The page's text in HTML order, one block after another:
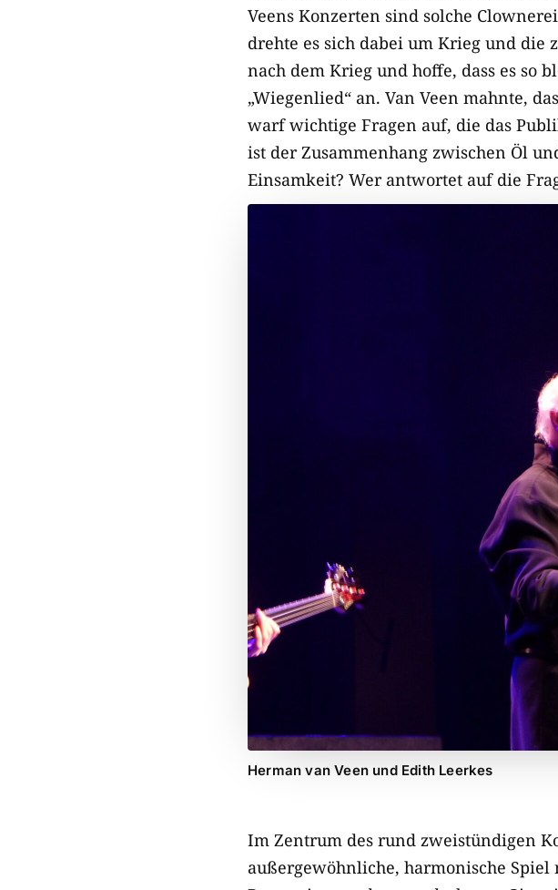
Veens Konzerten sind solche
drehte es sich dabei um Krieg und
nach dem Krieg und hoffe, dass es so
„Wiegenlied“ an. Van Veen mahnte,
warf wichtige Fragen auf, die das
ist der Zusammenhang zwischen Öl
Einsamkeit? Wer antwortet auf die
Herman van Veen und Edith Leerkes
Im Zentrum des rund zweistündigen
außergewöhnliche, harmonische